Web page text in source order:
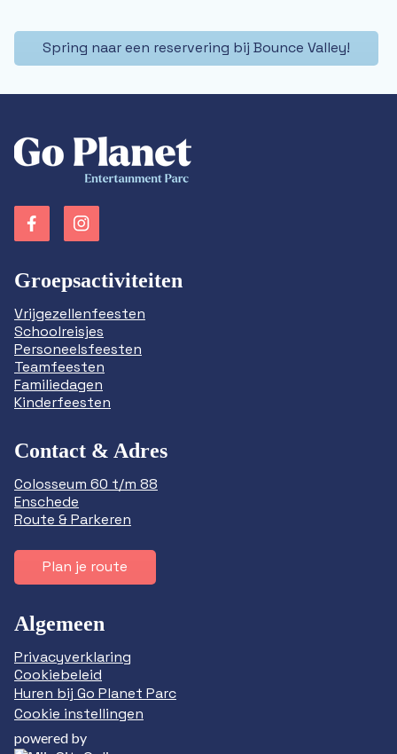
Spring naar een reservering bij Bounce Valley!
Groepsactiviteiten
Vrijgezellenfeesten
Schoolreisjes
Personeelsfeesten
Teamfeesten
Familiedagen
Kinderfeesten
Contact & Adres
Colosseum 60 t/m 88
Enschede
Route & Parkeren
Plan je route
Algemeen
Privacyverklaring
Cookiebeleid
Huren bij Go Planet Parc
Cookie instellingen
powered by